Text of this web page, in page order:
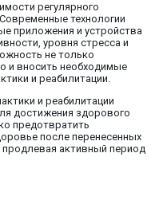
регулярного
технологии
приложения и устройства
уровня стресса и
не только
и вносить необходимые
и реабилитации.
и реабилитации
достижения здорового
предотвратить
после перенесенных
продлевая активный период